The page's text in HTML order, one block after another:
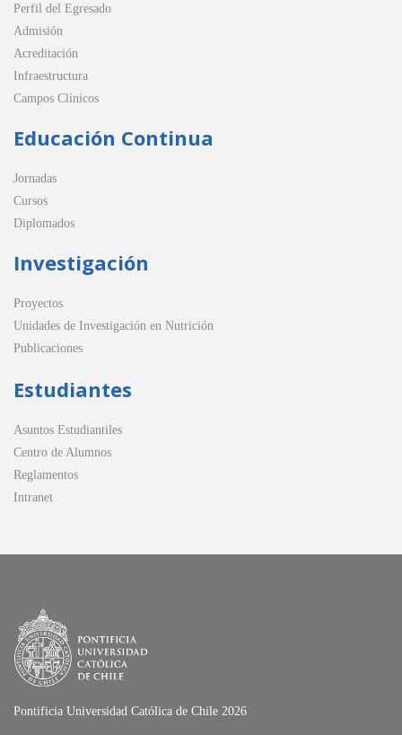
Perfil del Egresado
Admisión
Acreditación
Infraestructura
Campos Clínicos
Educación Continua
Jornadas
Cursos
Diplomados
Investigación
Proyectos
Unidades de Investigación en Nutrición
Publicaciones
Estudiantes
Asuntos Estudiantiles
Centro de Alumnos
Reglamentos
Intranet
Pontificia Universidad Católica de Chile 2026